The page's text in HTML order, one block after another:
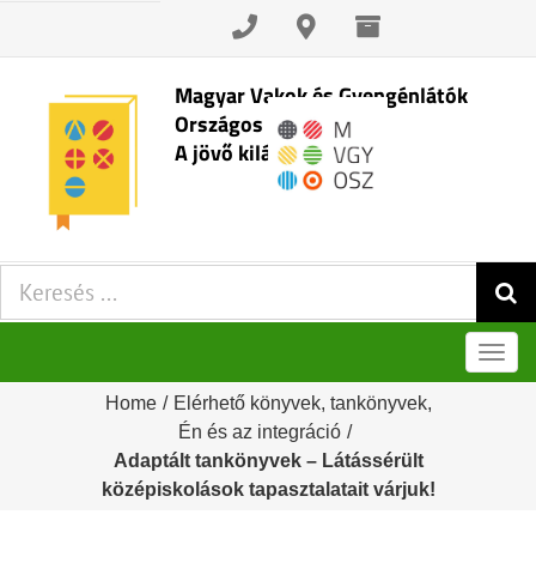
Skip
content
Magyar Vakok és Gyengénlátók
Országos Szövetsége
A jövő kilátásai
Keresés:
Home / Elérhető könyvek, tankönyvek,
Én és az integráció /
Adaptált tankönyvek – Látássérült
középiskolások tapasztalatait várjuk!